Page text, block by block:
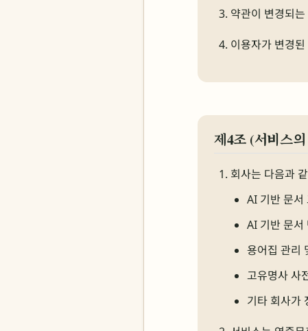
약관이 변경되
이용자가 변경
제4조 (서비스
회사는 다음과
AI 기반 문서
AI 기반 문서
용어집 관리
고유명사 사
기타 회사가